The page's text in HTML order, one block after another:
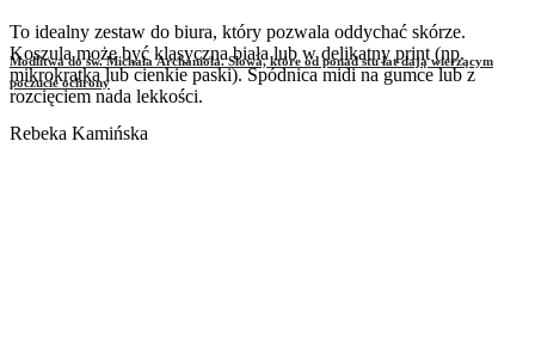
Modlitwa do św. Michała Archanioła. Słowa, które od ponad stu lat dają wierzącym
poczucie ochrony
Rebeka Kamińska
To idealny zestaw do biura, który pozwala oddychać skórze.
Koszula może być klasyczna biała lub w delikatny print (np.
mikrokratka lub cienkie paski). Spódnica midi na gumce lub z
rozcięciem nada lekkości.